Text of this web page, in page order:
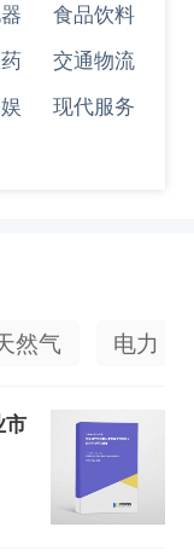
食品饮料
交通物流
现代服务
然气 电力
市